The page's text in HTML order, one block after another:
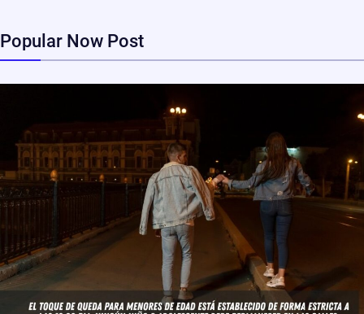
Popular Now Post